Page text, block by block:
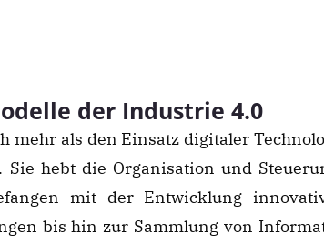
der Industrie 4.0
mehr als den Einsatz digitaler
hebt die Organisation und
mit der Entwicklung
bis hin zur Sammlung von